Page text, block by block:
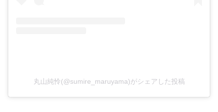
丸山純怜(@sumire_maruyama)がシェアした投稿